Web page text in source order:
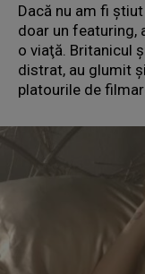
Dacă nu am fi
doar un featuring,
o viaţă. Britanicul
distrat, au glumit
platourile de